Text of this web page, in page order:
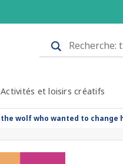
Activités et loisirs créatifs
the wolf who wanted to change